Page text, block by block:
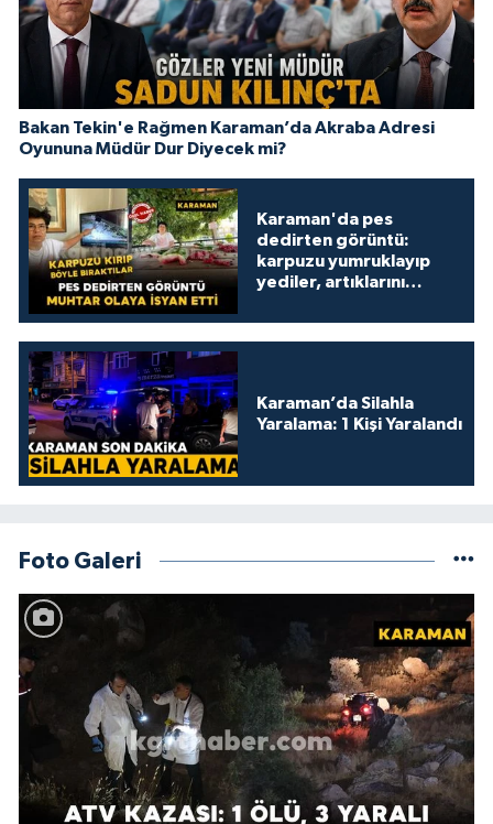
Bakan Tekin'e Rağmen Karaman’da Akraba Adresi
Oyununa Müdür Dur Diyecek mi?
Karaman'da pes
dedirten görüntü:
karpuzu yumruklayıp
yediler, artıklarını
Karaman’da Silahla
Yaralama: 1 Kişi Yaralandı
Foto Galeri